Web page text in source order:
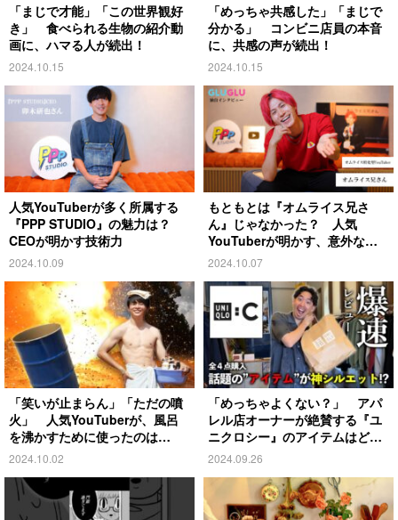
「まじで才能」「この世界観好
き」 食べられる生物の紹介動
画に、ハマる人が続出！
2024.10.15
「めっちゃ共感した」「まじで
分かる」 コンビニ店員の本音
に、共感の声が続出！
2024.10.15
人気YouTuberが多く所属する
『PPP STUDIO』の魅力は？
CEOが明かす技術力
2024.10.09
もともとは『オムライス兄さ
ん』じゃなかった？ 人気
YouTuberが明かす、意外な過
去とは
2024.10.07
「笑いが止まらん」「ただの噴
火」 人気YouTuberが、風呂
を沸かすために使ったのは…
2024.10.02
「めっちゃよくない？」 アパ
レル店オーナーが絶賛する『ユ
ニクロシー』のアイテムはど
れ？
2024.09.26